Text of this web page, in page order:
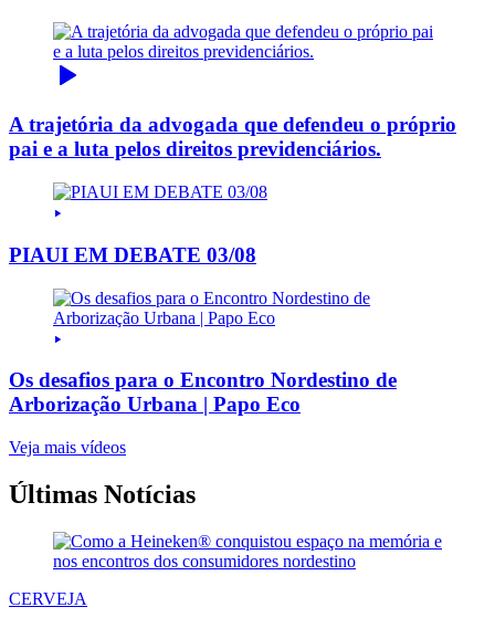
A trajetória da advogada que defendeu o próprio
pai e a luta pelos direitos previdenciários.
PIAUI EM DEBATE 03/08
Os desafios para o Encontro Nordestino de
Arborização Urbana | Papo Eco
Veja mais vídeos
Últimas Notícias
CERVEJA